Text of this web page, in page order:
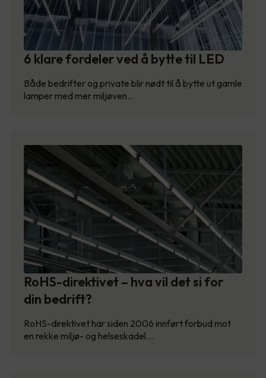
6 klare fordeler ved å bytte til LED
Både bedrifter og private blir nødt til å bytte ut gamle
lamper med mer miljøven…
RoHS-direktivet – hva vil det si for
din bedrift?
RoHS-direktivet har siden 2006 innført forbud mot
en rekke miljø- og helseskadel…